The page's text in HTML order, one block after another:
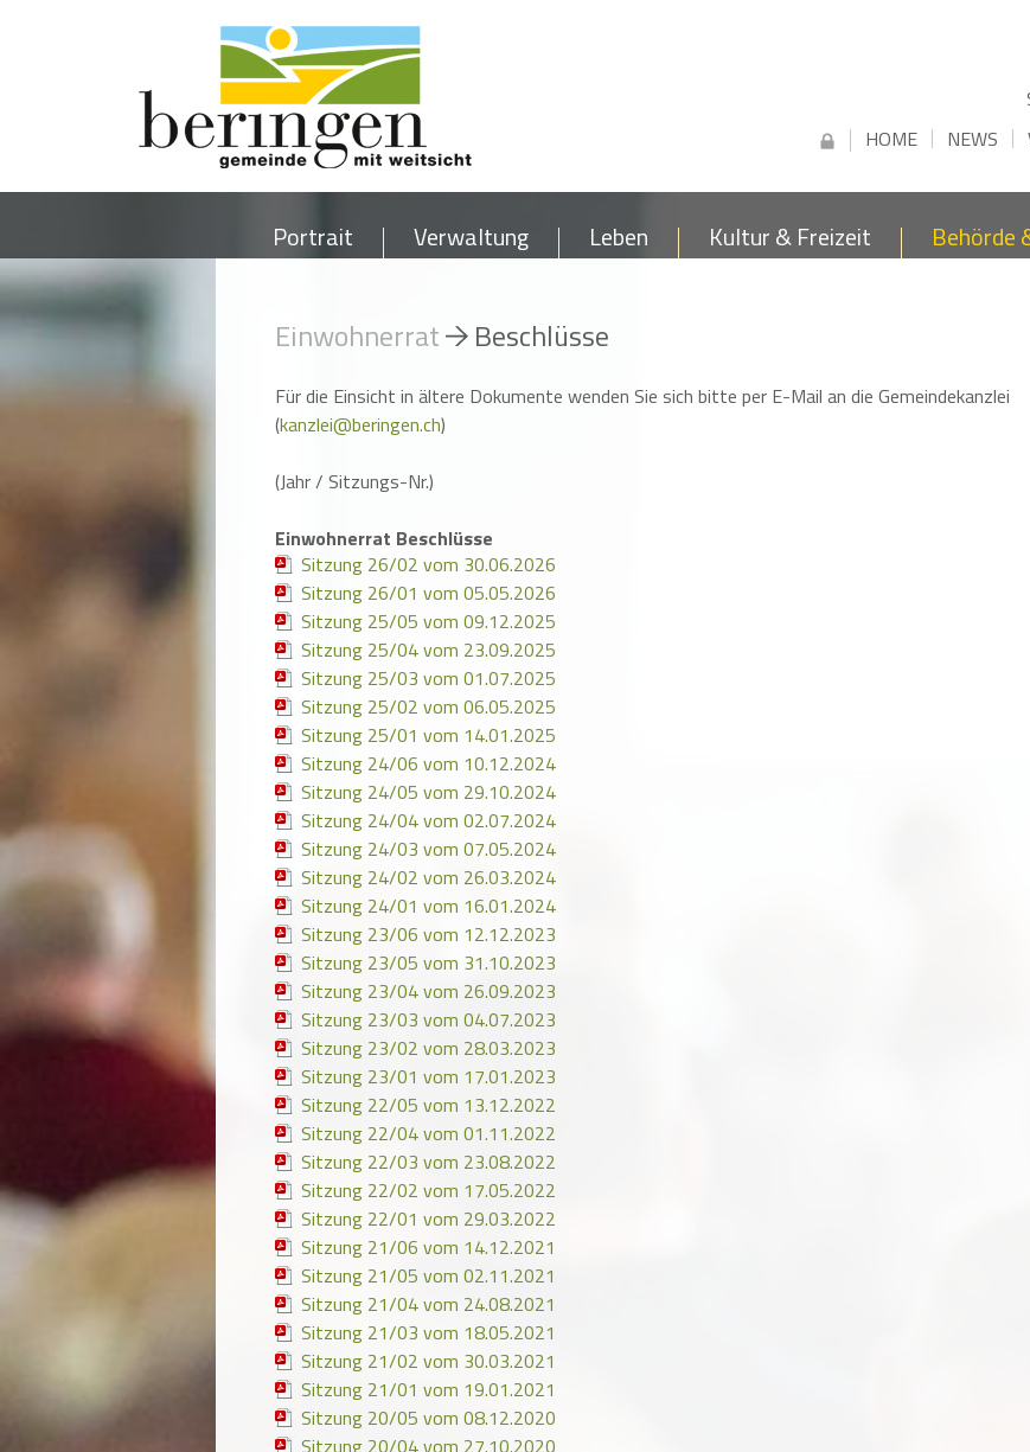
HOME NEWS
Portrait Verwaltung Leben Kultur & Freizeit Behörde
Einwohnerrat Beschlüsse
Für die Einsicht in ältere Dokumente wenden Sie sich bitte per E-Mail an die Gemeindekanzlei
(kanzlei@beringen.ch)
(Jahr / Sitzungs-Nr.)
Einwohnerrat Beschlüsse
Sitzung 26/02 vom 30.06.2026
Sitzung 26/01 vom 05.05.2026
Sitzung 25/05 vom 09.12.2025
Sitzung 25/04 vom 23.09.2025
Sitzung 25/03 vom 01.07.2025
Sitzung 25/02 vom 06.05.2025
Sitzung 25/01 vom 14.01.2025
Sitzung 24/06 vom 10.12.2024
Sitzung 24/05 vom 29.10.2024
Sitzung 24/04 vom 02.07.2024
Sitzung 24/03 vom 07.05.2024
Sitzung 24/02 vom 26.03.2024
Sitzung 24/01 vom 16.01.2024
Sitzung 23/06 vom 12.12.2023
Sitzung 23/05 vom 31.10.2023
Sitzung 23/04 vom 26.09.2023
Sitzung 23/03 vom 04.07.2023
Sitzung 23/02 vom 28.03.2023
Sitzung 23/01 vom 17.01.2023
Sitzung 22/05 vom 13.12.2022
Sitzung 22/04 vom 01.11.2022
Sitzung 22/03 vom 23.08.2022
Sitzung 22/02 vom 17.05.2022
Sitzung 22/01 vom 29.03.2022
Sitzung 21/06 vom 14.12.2021
Sitzung 21/05 vom 02.11.2021
Sitzung 21/04 vom 24.08.2021
Sitzung 21/03 vom 18.05.2021
Sitzung 21/02 vom 30.03.2021
Sitzung 21/01 vom 19.01.2021
Sitzung 20/05 vom 08.12.2020
Sitzung 20/04 vom 27.10.2020